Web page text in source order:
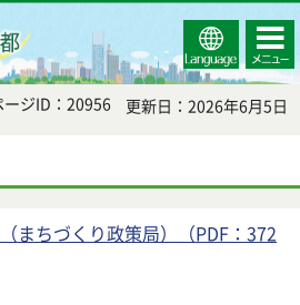
Select
Language
コンテ
ンツメ
ニュー
ージID：20956 更新日：2026年6月5日
まちづくり政策局）（PDF：372